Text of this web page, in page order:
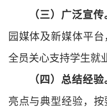
（三）广泛宣传
园媒体及新媒体平
全员关心支持学生就
（四）总结经验
亮点与典型经验，